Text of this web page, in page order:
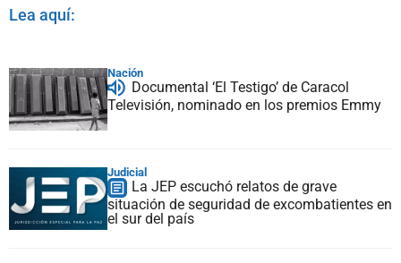
Lea aquí:
Nación
Documental ‘El Testigo’ de Caracol
Televisión, nominado en los premios Emmy
Judicial
La JEP escuchó relatos de grave
situación de seguridad de excombatientes en
el sur del país